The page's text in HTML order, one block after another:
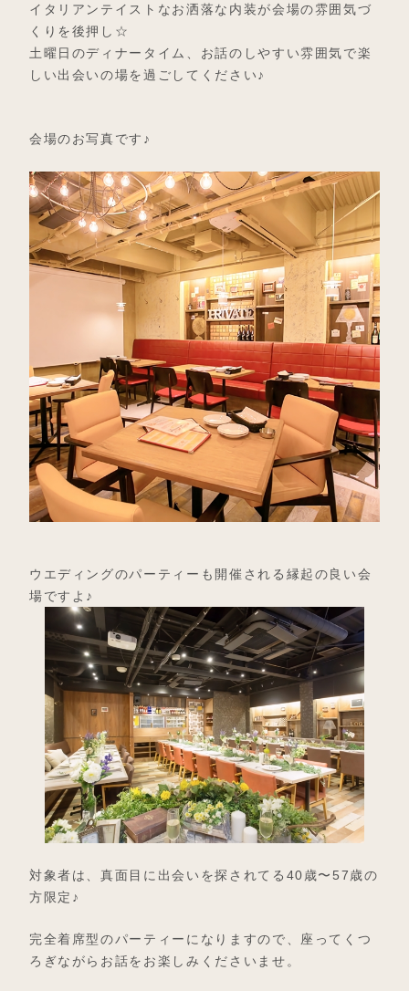
イタリアンテイストなお洒落な内装が会場の雰囲気づ
くりを後押し☆
土曜日のディナータイム、お話のしやすい雰囲気で楽
しい出会いの場を過ごしてください♪
会場のお写真です♪
ウエディングのパーティーも開催される縁起の良い会
場ですよ♪
対象者は、真面目に出会いを探されてる40歳〜57歳の
方限定♪
完全着席型のパーティーになりますので、座ってくつ
ろぎながらお話をお楽しみくださいませ。